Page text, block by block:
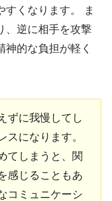
すくなります。 ま
、逆に相手を攻撃
神的な負担が軽く
ずに我慢してし
スになります。
てしまうと、関
感じることもあ
コミュニケーシ